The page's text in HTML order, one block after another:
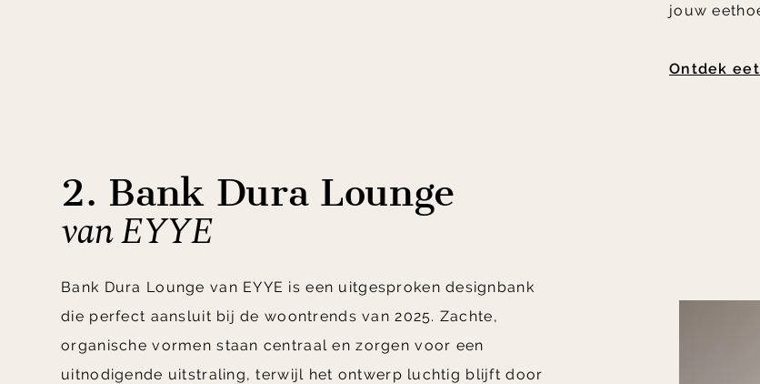
jouw
Ontdek
2. Bank Dura Lounge
van EYYE
Bank Dura Lounge van EYYE is een uitgesproken designbank
die perfect aansluit bij de woontrends van 2025. Zachte,
organische vormen staan centraal en zorgen voor een
uitnodigende uitstraling, terwijl het ontwerp luchtig blijft door